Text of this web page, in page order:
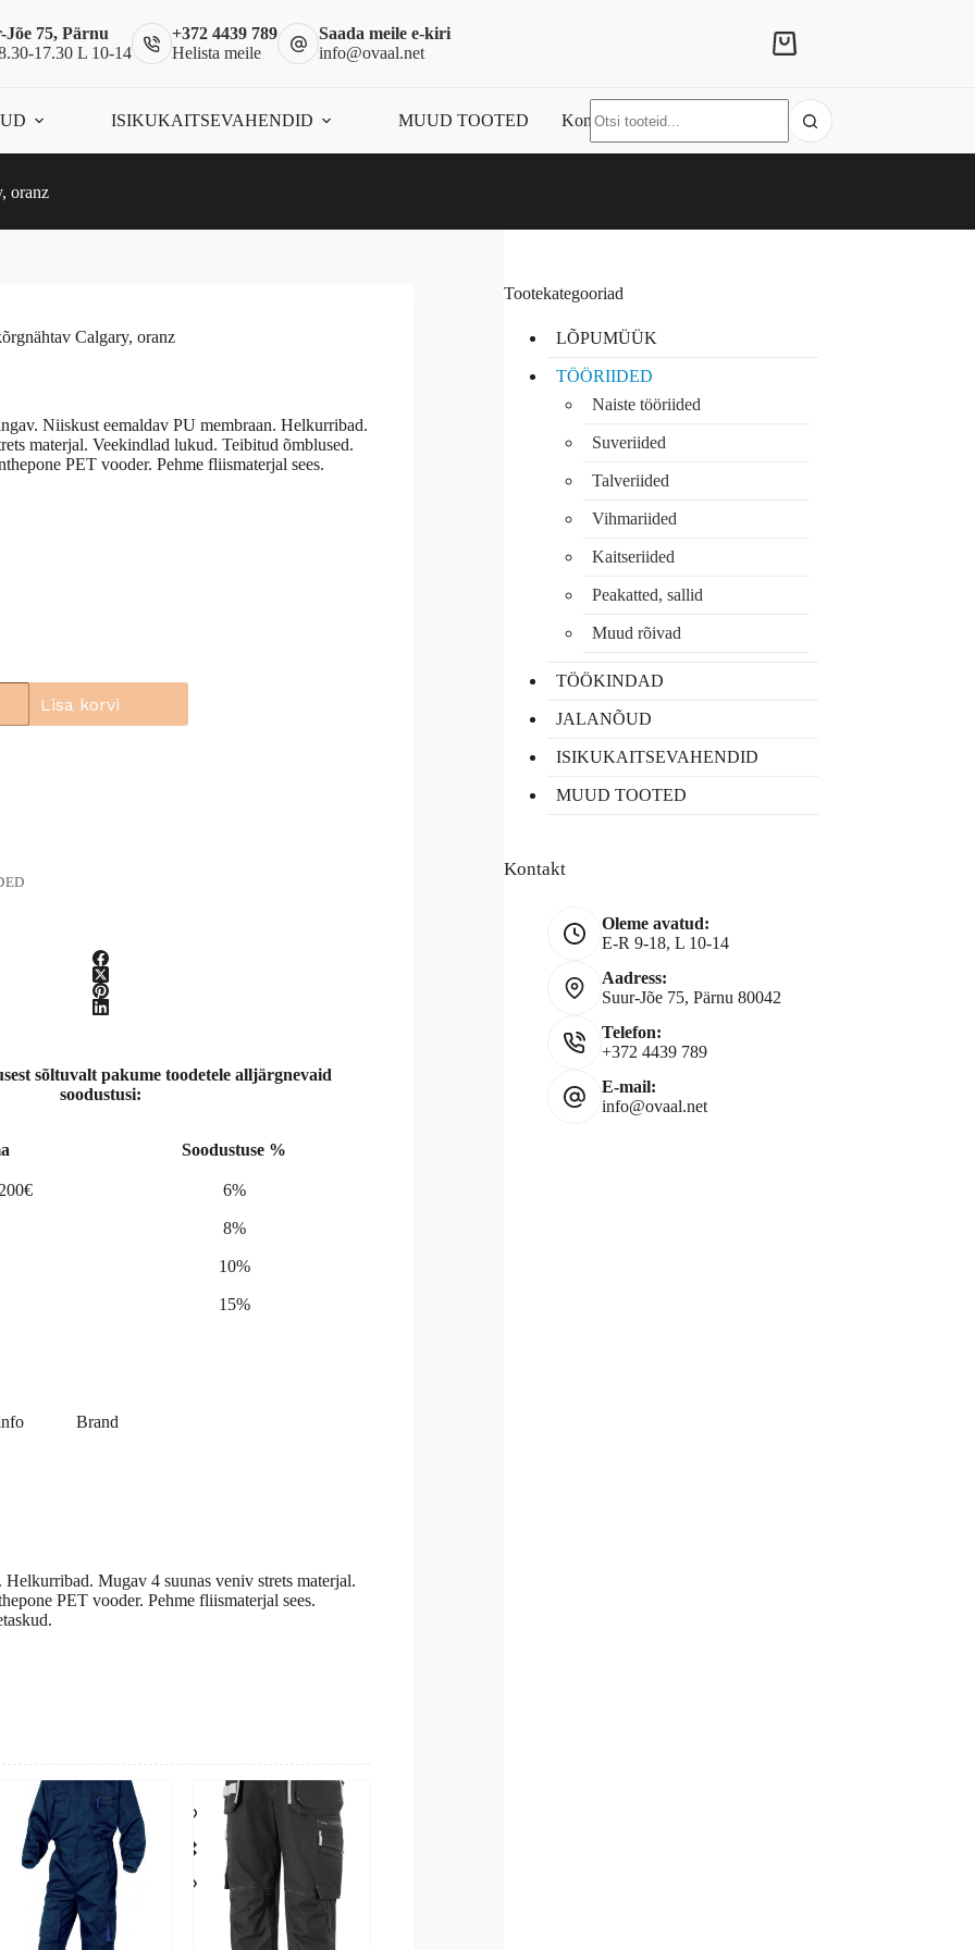
Jõe 75, Pärnu
17.30 L 10-14
+372 4439 789
Helista meile
Saada meile e-kiri
info@ovaal.net
Shopping
ISIKUKAITSEVAHENDID MUUD TOOTED Kontakt
results
oranz
Calgary, oranz
Niiskust eemaldav PU membraan. Helkurribad.
materjal. Veekindlad lukud. Teibitud õmblused.
PET vooder. Pehme fliismaterjal sees.
Lisa korvi
sõltuvalt pakume toodetele alljärgnevaid
soodustusi:
Soodustuse %
6%
8%
10%
15%
Brand
Mugav 4 suunas veniv strets materjal.
PET vooder. Pehme fliismaterjal sees.
Tootekategooriad
LÕPUMÜÜK
TÖÖRIIDED
Naiste tööriided
Suveriided
Talveriided
Vihmariided
Kaitseriided
Peakatted, sallid
Muud rõivad
TÖÖKINDAD
JALANÕUD
ISIKUKAITSEVAHENDID
MUUD TOOTED
Kontakt
Oleme avatud:
E-R 9-18, L 10-14
Aadress:
Suur-Jõe 75, Pärnu 80042
Telefon:
+372 4439 789
E-mail:
info@ovaal.net